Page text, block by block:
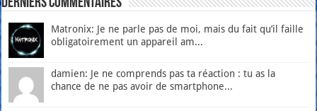
Matronix: Je ne parle pas de moi, mais du fait qu’il faille
obligatoirement un appareil am...
damien: Je ne comprends pas ta réaction : tu as la
chance de ne pas avoir de smartphone...